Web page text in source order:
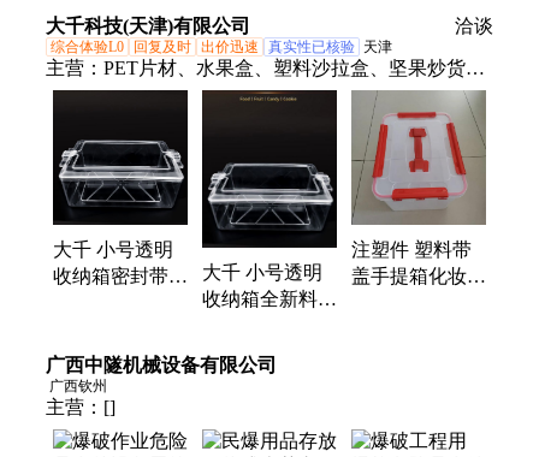
箱 手提黄色雷
管箱
大千科技(天津)有限公司 洽谈
综合体验L0 回复及时 出价迅速 真实性已核验 天津
主营： PET片材、水果盒、塑料沙拉盒、坚果炒货容
器、pet果切、吸塑盒、注塑加工、注塑制品加工定制
大千 小号透明
收纳箱密封带盖
箱
大千 小号透明
收纳箱全新料密
物盒手提塑料整
理箱
注塑件 塑料带
盖手提箱化妆品
广西中隧机械设备有限公司
广西钦州
主营： []